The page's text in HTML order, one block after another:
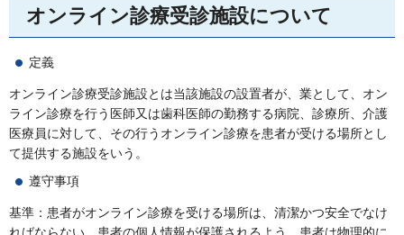
オンライン診療受診施設について
定義
オンライン診療受診施設とは当該施設の設置者が、業として、オン
ライン診療を行う医師又は歯科医師の勤務する病院、診療所、介護
医療員に対して、その行うオンライン診療を患者が受ける場所とし
て提供する施設をいう。
遵守事項
基準：患者がオンライン診療を受ける場所は、清潔かつ安全でなけ